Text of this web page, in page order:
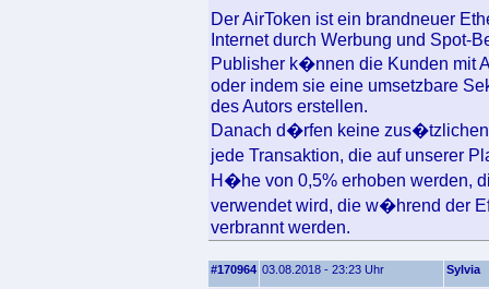
Der AirToken ist ein brandneuer
Internet durch Werbung und Spot-
Publisher k�nnen die Kunden mit
oder indem sie eine umsetzbare
des Autors erstellen.
Danach d�rfen keine
jede Transaktion, die auf unserer
H�he von 0,5% erhoben werden,
verwendet wird, die w�hrend der
verbrannt werden.
#170964 03.08.2018 - 23:23 Uhr Sylvia